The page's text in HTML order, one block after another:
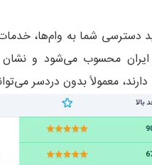
دسترسی شما به وام‌ها،
ایران محسوب می‌شود و
معمولاً بدون دردسر